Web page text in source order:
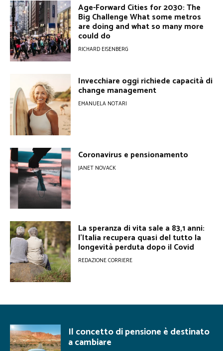
Age-Forward Cities for 2030: The
Big Challenge What some metros
are doing and what so many more
could do
RICHARD EISENBERG
Invecchiare oggi richiede capacità di
change management
EMANUELA NOTARI
Coronavirus e pensionamento
JANET NOVACK
La speranza di vita sale a 83,1 anni:
l’Italia recupera quasi del tutto la
longevità perduta dopo il Covid
REDAZIONE CORRIERE
Il concetto di pensione è destinato
a cambiare